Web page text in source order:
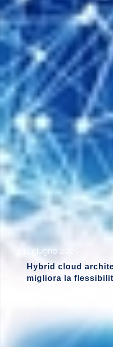
11 giugno 2025
Hybrid cloud
migliora la